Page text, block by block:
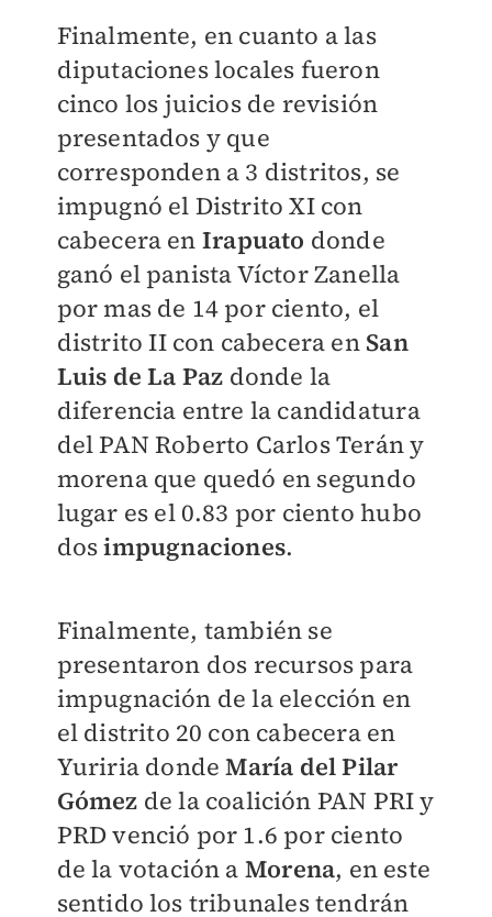
Finalmente, en cuanto a las
diputaciones locales fueron
cinco los juicios de revisión
presentados y que
corresponden a 3 distritos, se
impugnó el Distrito XI con
cabecera en Irapuato donde
ganó el panista Víctor Zanella
por mas de 14 por ciento, el
distrito II con cabecera en San
Luis de La Paz donde la
diferencia entre la candidatura
del PAN Roberto Carlos Terán y
morena que quedó en segundo
lugar es el 0.83 por ciento hubo
dosimpugnaciones.
Finalmente, también se
presentaron dos recursos para
impugnación de la elección en
el distrito 20 con cabecera en
Yuriria dondeMaría del Pilar
Gómez de la coalición PAN PRI y
PRD venció por 1.6 por ciento
de la votación a Morena, en este
sentido los tribunales tendrán